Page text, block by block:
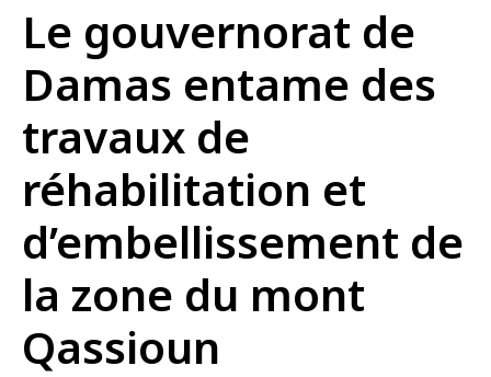
Le gouvernorat de
Damas entame des
travaux de
réhabilitation et
d’embellissement de
la zone du mont
Qassioun